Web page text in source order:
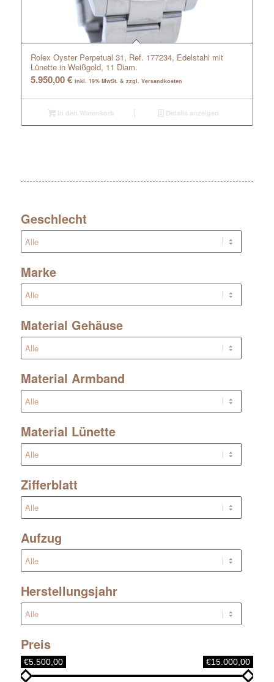
Rolex Oyster Perpetual 31, Ref. 177234, Edelstahl mit
Lünette in Weißgold, 11 Diam.
5.950,00€ inkl. 19% MwSt. & zzgl. Versandkosten
In den Warenkorb Details anzeigen
Geschlecht
Marke
Material Gehäuse
Material Armband
Material Lünette
Zifferblatt
Aufzug
Herstellungsjahr
Preis
€5.500,00 €15.000,00